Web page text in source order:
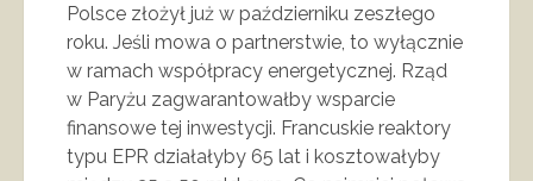
Polsce złożył już w październiku zeszłego
roku. Jeśli mowa o partnerstwie, to wyłącznie
w ramach współpracy energetycznej. Rząd
w Paryżu zagwarantowałby wsparcie
finansowe tej inwestycji. Francuskie reaktory
typu EPR działałyby 65 lat i kosztowałyby